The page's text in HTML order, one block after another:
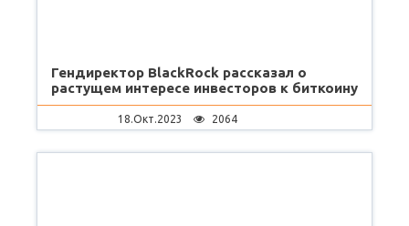
Гендиректор BlackRock рассказал о
растущем интересе инвесторов к биткоину
18.Окт.2023 2064